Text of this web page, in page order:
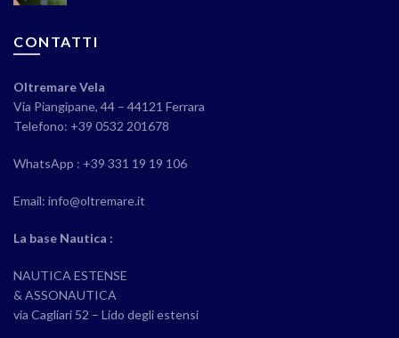
CONTATTI
Oltremare Vela
Via Piangipane, 44 – 44121 Ferrara
Telefono: +39 0532 201678
WhatsApp : +39 331 19 19 106
Email: info@oltremare.it
La base Nautica :
NAUTICA ESTENSE
& ASSONAUTICA
via Cagliari 52 – Lido degli estensi